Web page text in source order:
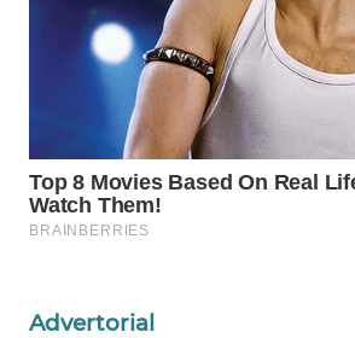
Advertorial
WAHANA
KONSUMEN
WAHANA
TRAVEL
TV